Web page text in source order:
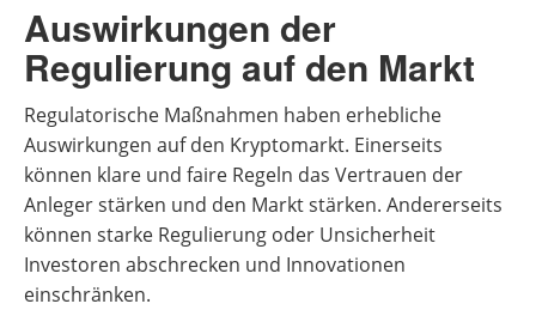
Auswirkungen der
Regulierung auf den Markt
Regulatorische Maßnahmen haben erhebliche
Auswirkungen auf den Kryptomarkt. Einerseits
können klare und faire Regeln das Vertrauen der
Anleger stärken und den Markt stärken. Andererseits
können starke Regulierung oder Unsicherheit
Investoren abschrecken und Innovationen
einschränken.